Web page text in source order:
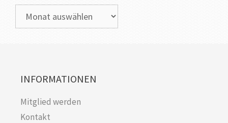
INFORMATIONEN
Mitglied werden
Kontakt